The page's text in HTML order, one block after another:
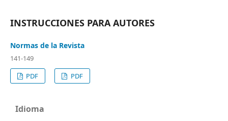
INSTRUCCIONES PARA AUTORES
Normas de la Revista
141-149
PDF
PDF
Idioma